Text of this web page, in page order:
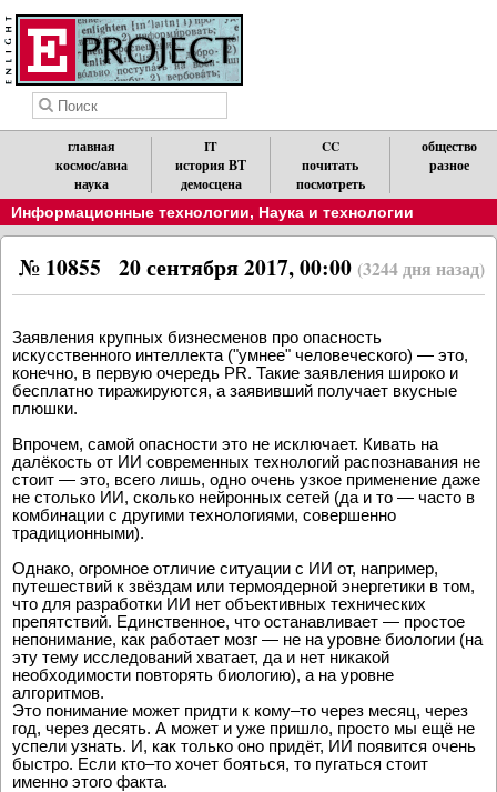
главная
космос/авиа
наука
IT
история ВТ
демосцена
CC
почитать
посмотреть
общество
разное
Информационные технологии, Наука и технологии
20 сентября 2017, 00:00 (3244 дня назад)
№ 10855
Заявления крупных бизнесменов про опасность
искусственного интеллекта ("умнее" человеческого) — это,
конечно, в первую очередь PR. Такие заявления широко и
бесплатно тиражируются, а заявивший получает вкусные
плюшки.
Впрочем, самой опасности это не исключает. Кивать на
далёкость от ИИ современных технологий распознавания не
стоит — это, всего лишь, одно очень узкое применение даже
не столько ИИ, сколько нейронных сетей (да и то — часто в
комбинации с другими технологиями, совершенно
традиционными).
Однако, огромное отличие ситуации с ИИ от, например,
путешествий к звёздам или термоядерной энергетики в том,
что для разработки ИИ нет объективных технических
препятствий. Единственное, что останавливает — простое
непонимание, как работает мозг — не на уровне биологии (на
эту тему исследований хватает, да и нет никакой
необходимости повторять биологию), а на уровне
алгоритмов.
Это понимание может придти к кому–то через месяц, через
год, через десять. А может и уже пришло, просто мы ещё не
успели узнать. И, как только оно придёт, ИИ появится очень
быстро. Если кто–то хочет бояться, то пугаться стоит
именно этого факта.